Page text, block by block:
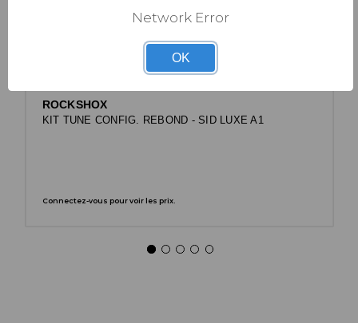
ROCKSHOX
KIT TUNE CONFIG. REBOND - SID LUXE A1
Connectez-vous pour voir les prix.
Network Error
OK